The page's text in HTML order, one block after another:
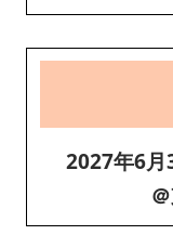
2027年6月